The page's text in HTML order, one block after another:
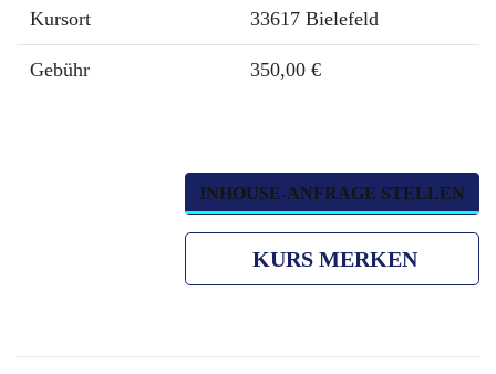
Kursort 33617 Bielefeld
Gebühr 350,00 €
INHOUSE-ANFRAGE STELLEN
KURS MERKEN